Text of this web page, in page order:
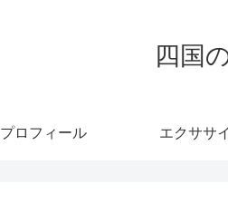
四国
プロフィール エクササ